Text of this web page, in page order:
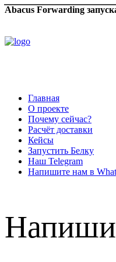
Abacus Forwarding
Главная
О проекте
Почему сейчас?
Расчёт доставки
Кейсы
Запустить Белку
Наш Telegram
Напишите нам в